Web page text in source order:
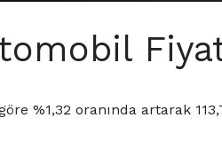
%1,32 oranında artarak